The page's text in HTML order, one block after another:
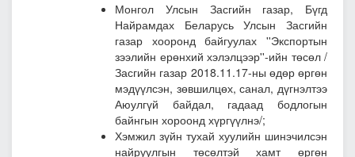
Монгол Улсын Засгийн газар, Бүгд
Найрамдах Беларусь Улсын Засгийн
газар хооронд байгуулах ''Экспортын
зээлийн ерөнхий хэлэлцээр''-ийн төсөл /
Засгийн газар 2018.11.17-ны өдөр өргөн
мэдүүлсэн, зөвшилцөх, санал, дүгнэлтээ
Аюулгүй байдал, гадаад бодлогын
байнгын хороонд хүргүүлнэ/;
Хэмжил зүйн тухай хуулийн шинэчилсэн
найруулгын төсөлтэй хамт өргөн